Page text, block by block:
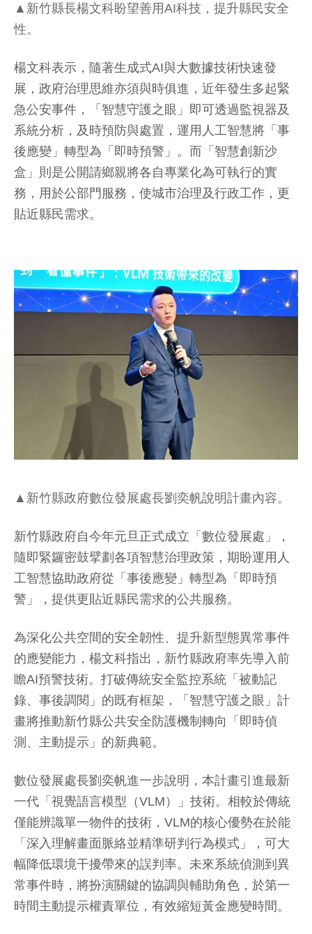
▲新竹縣長楊文科盼望善用AI科技，提升縣民安全
性。
楊文科表示，隨著生成式AI與大數據技術快速發
展，政府治理思維亦須與時俱進，近年發生多起緊
急公安事件，「智慧守護之眼」即可透過監視器及
系統分析，及時預防與處置，運用人工智慧將「事
後應變」轉型為「即時預警」。而「智慧創新沙
盒」則是公開請鄉親將各自專業化為可執行的實
務，用於公部門服務，使城市治理及行政工作，更
貼近縣民需求。
▲新竹縣政府數位發展處長劉奕帆說明計畫內容。
新竹縣政府自今年元旦正式成立「數位發展處」，
隨即緊鑼密鼓擘劃各項智慧治理政策，期盼運用人
工智慧協助政府從「事後應變」轉型為「即時預
警」，提供更貼近縣民需求的公共服務。
為深化公共空間的安全韌性、提升新型態異常事件
的應變能力，楊文科指出，新竹縣政府率先導入前
瞻AI預警技術。打破傳統安全監控系統「被動記
錄、事後調閱」的既有框架，「智慧守護之眼」計
畫將推動新竹縣公共安全防護機制轉向「即時偵
測、主動提示」的新典範。
數位發展處長劉奕帆進一步說明，本計畫引進最新
一代「視覺語言模型（VLM）」技術。相較於傳統
僅能辨識單一物件的技術，VLM的核心優勢在於能
「深入理解畫面脈絡並精準研判行為模式」，可大
幅降低環境干擾帶來的誤判率。未來系統偵測到異
常事件時，將扮演關鍵的協調與輔助角色，於第一
時間主動提示權責單位，有效縮短黃金應變時間。